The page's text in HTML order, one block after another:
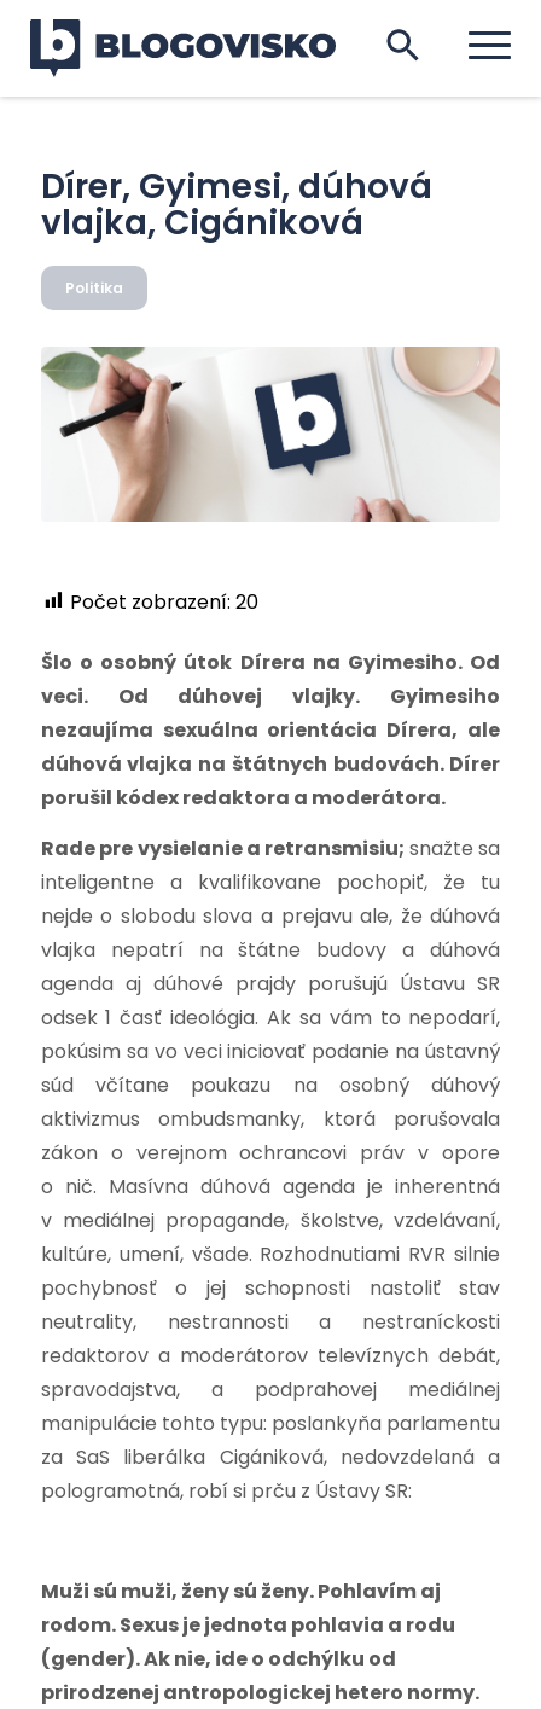
Dírer, Gyimesi, dúhová
vlajka, Cigániková
Politika
Počet zobrazení: 20
Šlo o osobný útok Dírera na Gyimesiho. Od
veci. Od dúhovej vlajky. Gyimesiho
nezaujíma sexuálna orientácia Dírera, ale
dúhová vlajka na štátnych budovách. Dírer
porušil kódex redaktora a moderátora.
Rade pre vysielanie a retransmisiu; snažte sa
inteligentne a kvalifikovane pochopiť, že tu
nejde o slobodu slova a prejavu ale, že dúhová
vlajka nepatrí na štátne budovy a dúhová
agenda aj dúhové prajdy porušujú Ústavu SR
odsek 1 časť ideológia. Ak sa vám to nepodarí,
pokúsim sa vo veci iniciovať podanie na ústavný
súd včítane poukazu na osobný dúhový
aktivizmus ombudsmanky, ktorá porušovala
zákon o verejnom ochrancovi práv v opore
o nič. Masívna dúhová agenda je inherentná
v mediálnej propagande, školstve, vzdelávaní,
kultúre, umení, všade. Rozhodnutiami RVR silnie
pochybnosť o jej schopnosti nastoliť stav
neutrality, nestrannosti a nestraníckosti
redaktorov a moderátorov televíznych debát,
spravodajstva, a podprahovej mediálnej
manipulácie tohto typu: poslankyňa parlamentu
za SaS liberálka Cigániková, nedovzdelaná a
pologramotná, robí si prču z Ústavy SR:
Muži sú muži, ženy sú ženy. Pohlavím aj
rodom. Sexus je jednota pohlavia a rodu
(gender). Ak nie, ide o odchýlku od
prirodzenej antropologickej hetero normy.